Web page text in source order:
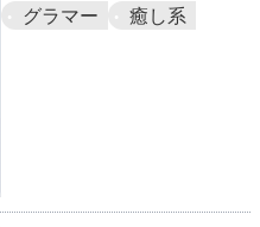
グラマー
癒し系